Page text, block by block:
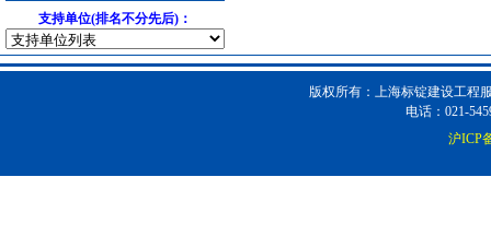
高压电器 [采购中]
防水防腐 [采购中]
支持单位(排名不分先后)：
版权所有：上海标锭建设工程
电话：021-
沪ICP